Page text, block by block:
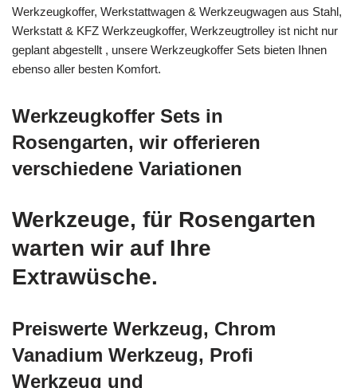
Werkzeugkoffer, Werkstattwagen & Werkzeugwagen aus Stahl,
Werkstatt & KFZ Werkzeugkoffer, Werkzeugtrolley ist nicht nur
geplant abgestellt , unsere Werkzeugkoffer Sets bieten Ihnen
ebenso aller besten Komfort.
Werkzeugkoffer Sets in
Rosengarten, wir offerieren
verschiedene Variationen
Werkzeuge, für Rosengarten
warten wir auf Ihre
Extrawüsche.
Preiswerte Werkzeug, Chrom
Vanadium Werkzeug, Profi
Werkzeug und